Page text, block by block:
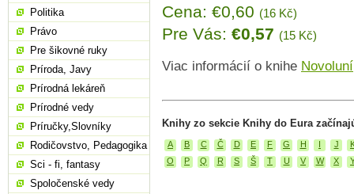
Cena: €0,60 (16 Kč)
Pre Vás: €0,57 (15 Kč)
Viac informácií o knihe Novoluní
Knihy zo sekcie Knihy do Eura
A B C Č D E F G H I J
O
P Q R S Š T U V W X
Politika
Právo
Pre šikovné ruky
Príroda, Javy
Prírodná lekáreň
Prírodné vedy
Príručky,Slovníky
Rodičovstvo, Pedagogika
Sci - fi, fantasy
Spoločenské vedy